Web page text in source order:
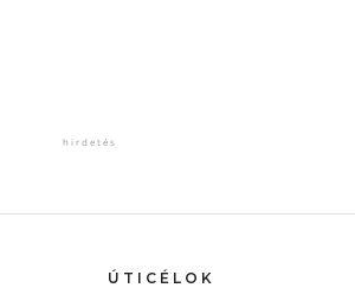
ÚTICÉLOK